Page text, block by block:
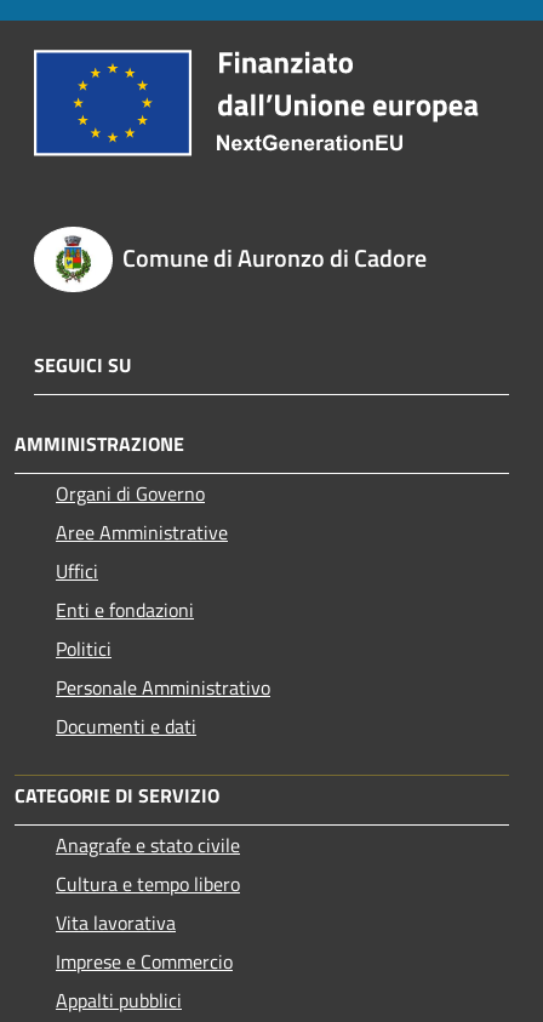
Comune di Auronzo di Cadore
SEGUICI SU
AMMINISTRAZIONE
Organi di Governo
Aree Amministrative
Uffici
Enti e fondazioni
Politici
Personale Amministrativo
Documenti e dati
CATEGORIE DI SERVIZIO
Anagrafe e stato civile
Cultura e tempo libero
Vita lavorativa
Imprese e Commercio
Appalti pubblici